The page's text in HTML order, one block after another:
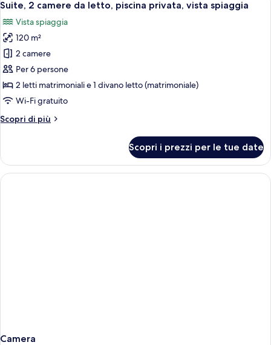
da
patio
tutte
le
foto
per
Suite,
2
camere
letto,
vista
spiaggia
8
Suite, 2 camere da letto, piscina privata, vista spiaggia
Vista spiaggia
120 m²
2 camere
Per 6 persone
2 letti matrimoniali e 1 divano letto (matrimoniale)
Wi-Fi gratuito
Scopri di più
Altri
2
camere
da
Scopri i prezzi per le tue date
Camera